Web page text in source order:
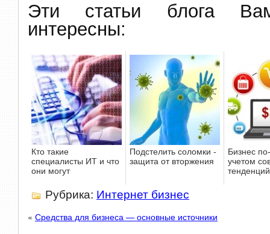
Эти статьи блога
интересны:
Кто такие
специалисты ИТ и что
они могут
Подстелить соломки -
защита от вторжения
Бизнес
учетом
тенденций
Рубрика: Интернет бизнес
« Средства для бизнеса — основные источники